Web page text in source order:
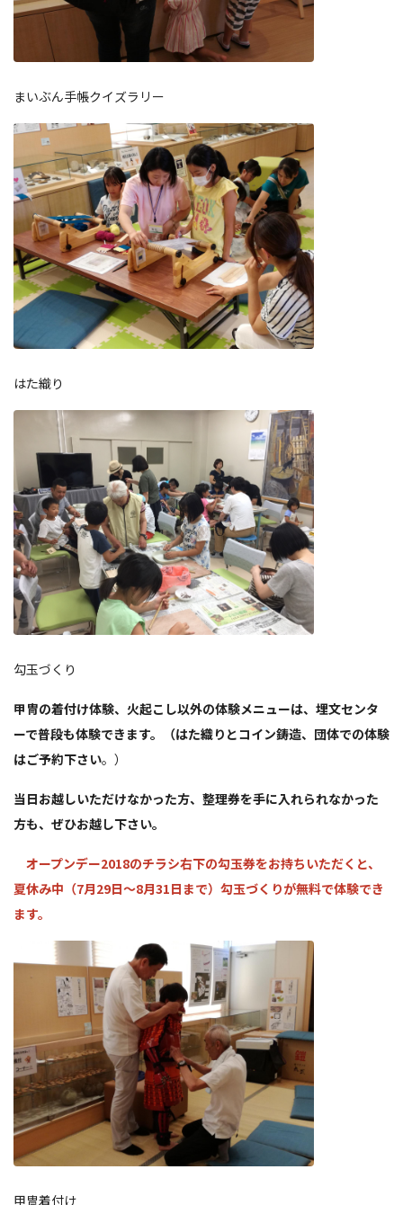
まいぶん手帳クイズラリー
はた織り
勾玉づくり
甲冑の着付け体験、火起こし以外の体験メニューは、埋文センタ
ーで普段も体験できます。（はた織りとコイン鋳造、団体での体験
はご予約下さい。）
当日お越しいただけなかった方、整理券を手に入れられなかった
方も、ぜひお越し下さい。
オープンデー2018のチラシ右下の勾玉券をお持ちいただくと、
夏休み中（7月29日～8月31日まで）勾玉づくりが無料で体験でき
ます。
甲冑着付け